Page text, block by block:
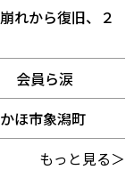
れから復旧、２
会員ら涙
ほ市象潟町
もっと見る＞